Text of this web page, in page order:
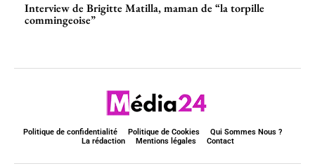
Interview de Brigitte Matilla, maman de “la torpille
commingeoise”
Politique de confidentialité Politique de Cookies
Qui Sommes Nous ?
La rédaction
Mentions légales Contact